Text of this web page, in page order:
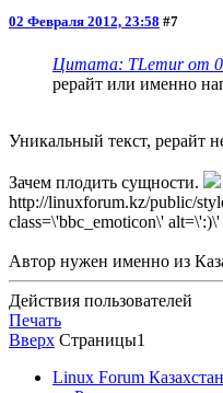
02 Февраля 2012, 23:58 #7
Цитата: TLemur от
рерайт или именно
Уникальный текст, рерайт
Зачем плодить сущности.
http://linuxforum.kz/public/
class=\'bbc_emoticon\'
Автор нужен именно из
Действия пользователей
Печать
Вверх Страницы1
Linux Forum Казахстан